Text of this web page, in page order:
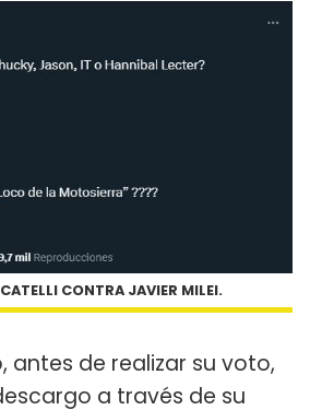
CONTRA JAVIER MILEI.
antes de realizar su voto,
a través de su